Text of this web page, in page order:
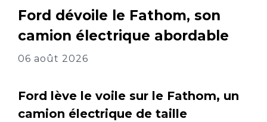
Ford dévoile le Fathom, son
camion électrique abordable
06 août 2026
Ford lève le voile sur le Fathom, un
camion électrique de taille